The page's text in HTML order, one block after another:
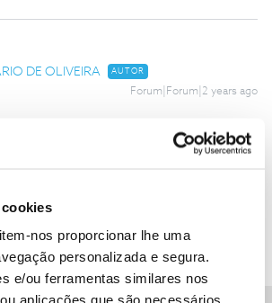
nos proporcionar lhe uma
personalizada e segura.
e/ou ferramentas similares nos
aplicações que são necessários
DE OLIVEIRA AUTOR
Forum|Forum|2 years ago